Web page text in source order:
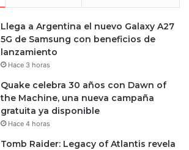
Llega a Argentina el nuevo Galaxy A27
5G de Samsung con beneficios de
lanzamiento
Hace 3 horas
Quake celebra 30 años con Dawn of
the Machine, una nueva campaña
gratuita ya disponible
Hace 4 horas
Tomb Raider: Legacy of Atlantis revela